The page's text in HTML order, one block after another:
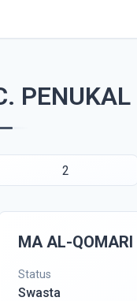
PENUKAL
2
MA AL-QOMARI
Status
Swasta